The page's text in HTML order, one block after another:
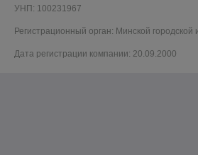
УНП: 100231967
Регистрационный орган: Минской
Дата регистрации компании: 20.09.2000